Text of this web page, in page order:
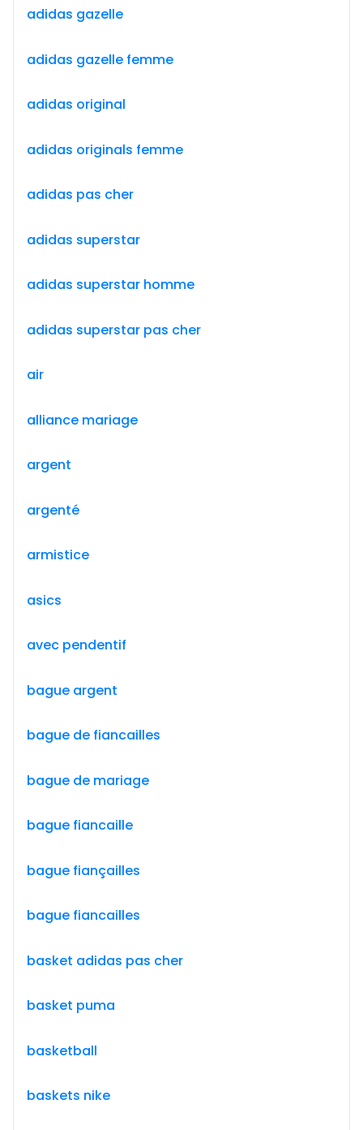
adidas gazelle
adidas gazelle femme
adidas original
adidas originals femme
adidas pas cher
adidas superstar
adidas superstar homme
adidas superstar pas cher
air
alliance mariage
argent
argenté
armistice
asics
avec pendentif
bague argent
bague de fiancailles
bague de mariage
bague fiancaille
bague fiançailles
bague fiancailles
basket adidas pas cher
basket puma
basketball
baskets nike